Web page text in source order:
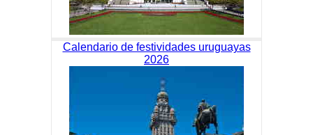
Calendario de festividades uruguayas
2026